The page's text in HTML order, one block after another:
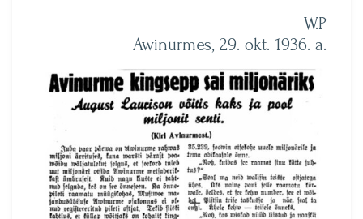
W.P
Awinurmes, 29. okt. 1936. a.